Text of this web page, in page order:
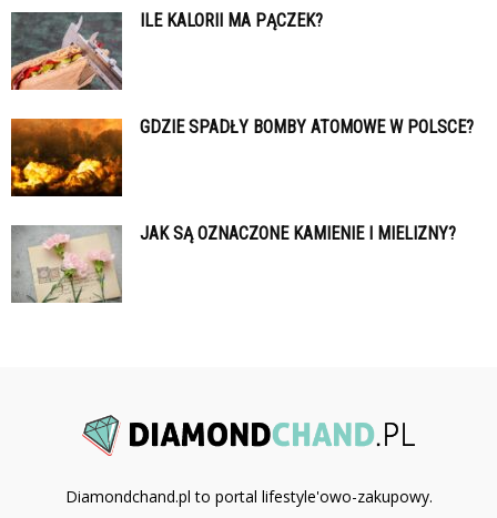
ILE KALORII MA PĄCZEK?
GDZIE SPADŁY BOMBY ATOMOWE W POLSCE?
JAK SĄ OZNACZONE KAMIENIE I MIELIZNY?
Diamondchand.pl to portal lifestyle'owo-zakupowy.